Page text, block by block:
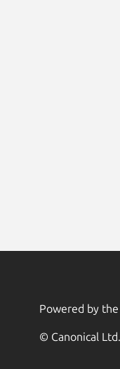
Powered by the
© Canonical